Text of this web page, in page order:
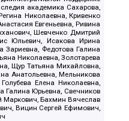
академика Сахарова,
Николаевна, Кривенко
Евгеньевна, Ривина
Шевченко Дмитрий
Юльевич, Исакова Ирина
Зариевна, Федотова Галина
Николаевна, Золотарева
Щур Татьяна Михайловна,
Анатольевна, Мельникова
Елена Николаевна,
Галина Юрьевна, Свечников
Маркович, Бахмин Вячеслав
Вицин Сергей Ефимович,